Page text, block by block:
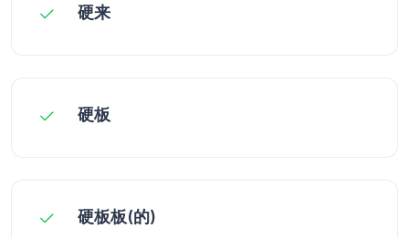
硬来
硬板
硬板板(的)